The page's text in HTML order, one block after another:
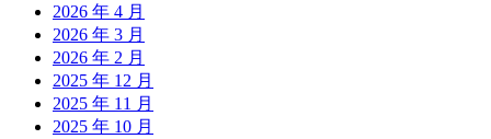
2026 年 4 月
2026 年 3 月
2026 年 2 月
2025 年 12 月
2025 年 11 月
2025 年 10 月